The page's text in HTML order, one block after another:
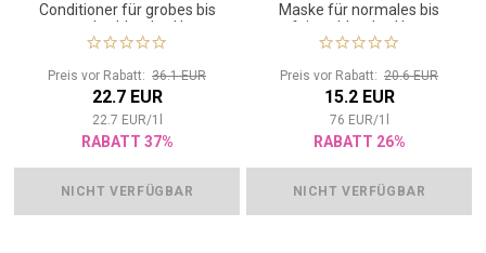
Conditioner für grobes bis
normales blondes Haar
Preis vor Rabatt: 36.1 EUR
22.7 EUR
22.7 EUR/1
RABATT 37%
NICHT VERFÜGBAR
Maske für normales bis
feines blondes Haar
Preis vor Rabatt: 20.6 EUR
15.2 EUR
76 EUR/1
RABATT 26%
NICHT VERFÜGBAR